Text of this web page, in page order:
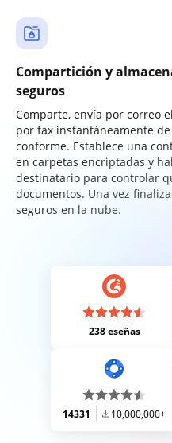
Compartición y
seguros
Comparte, envía por correo
por fax instantáneamente
conforme. Establece una
en carpetas encriptadas y
destinatario para controlar
documentos. Una vez
seguros en la nube.
238 eseñas
14331 10,000,000+